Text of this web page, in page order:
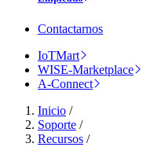
Contactarnos
IoTMart
WISE-Marketplace
A-Connect
Inicio /
Soporte /
Recursos /